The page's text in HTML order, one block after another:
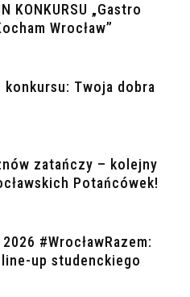
KONKURSU „Gastro
Wrocław”
konkursu: Twoja dobra
zatańczy – kolejny
Potańcówek!
#WrocławRazem:
up studenckiego